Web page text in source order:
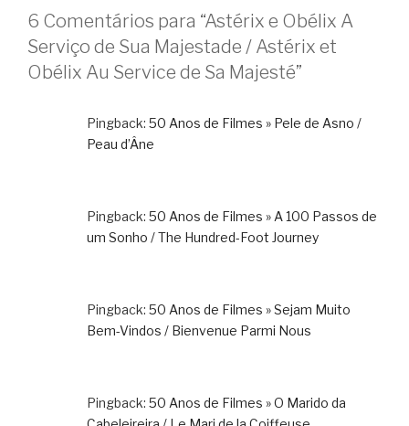
6 Comentários para “Astérix e Obélix A
Serviço de Sua Majestade / Astérix et
Obélix Au Service de Sa Majesté”
Pingback: 50 Anos de Filmes » Pele de Asno /
Peau d’Âne
Pingback: 50 Anos de Filmes » A 100 Passos de
um Sonho / The Hundred-Foot Journey
Pingback: 50 Anos de Filmes » Sejam Muito
Bem-Vindos / Bienvenue Parmi Nous
Pingback: 50 Anos de Filmes » O Marido da